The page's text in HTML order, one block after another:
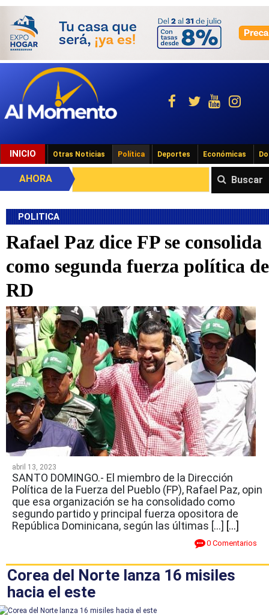
INICIO Otras Noticias Política Deportes Económicas
Buscar
AHORA
POLITICA
Rafael Paz dice FP se consolida
como segunda fuerza política de
RD
abril 13, 2023
SANTO DOMINGO.- El miembro de la Dirección
Política de la Fuerza del Pueblo (FP), Rafael Paz, opin
que esa organización se ha consolidado como
segundo partido y principal fuerza opositora de
República Dominicana, según las últimas […] [...]
0 Comentarios
Corea del Norte lanza 16 misiles
hacia el este